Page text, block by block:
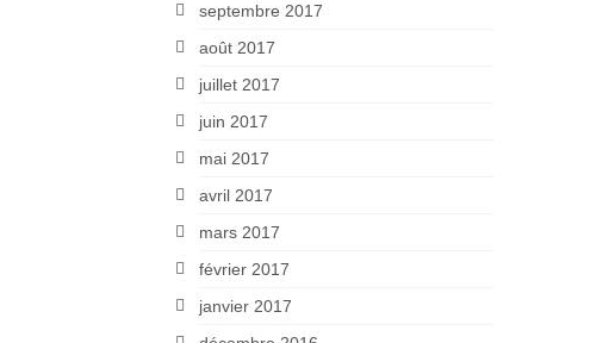
septembre 2017
août 2017
juillet 2017
juin 2017
mai 2017
avril 2017
mars 2017
février 2017
janvier 2017